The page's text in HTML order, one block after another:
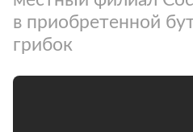
в приобретенной
грибок